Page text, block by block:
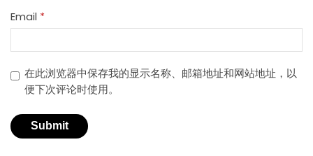
Email *
在此浏览器中保存我的显示名称、邮箱地址和网站地址，以
便下次评论时使用。